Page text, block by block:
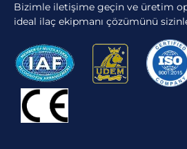
Bizimle iletişime geçin ve üretim
ideal ilaç ekipmanı çözümünü